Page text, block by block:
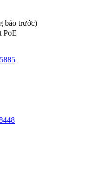
báo trước)
PoE